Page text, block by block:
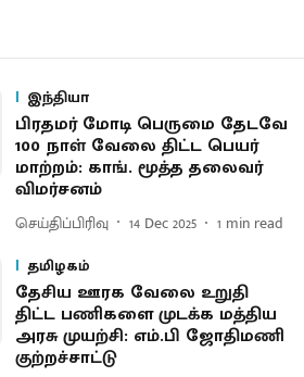
இந்தியா
பிரதமர் மோடி பெருமை தேடவே
100 நாள் வேலை திட்ட பெயர்
மாற்றம்: காங். மூத்த தலைவர்
விமர்சனம்
செய்திப்பிரிவு 14 Dec 2025 1 min read
தமிழகம்
தேசிய ஊரக வேலை உறுதி
திட்ட பணிகளை முடக்க மத்திய
அரசு முயற்சி: எம்.பி ஜோதிமணி
குற்றச்சாட்டு